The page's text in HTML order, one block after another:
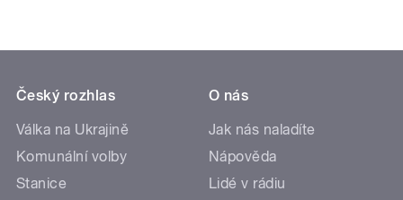
Český rozhlas
Válka na Ukrajině
Komunální volby
Stanice
O nás
Jak nás naladíte
Nápověda
Lidé v rádiu